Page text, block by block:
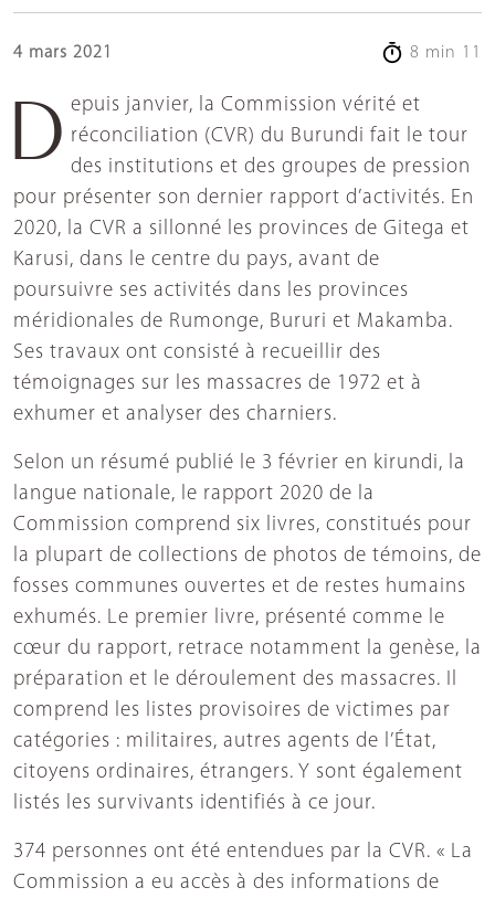
4 mars 2021 8 min 11
Depuis janvier, la Commission vérité et réconciliation (CVR) du Burundi fait le tour
des institutions et des groupes de pression
pour présenter son dernier rapport d’activités. En
2020, la CVR a sillonné les provinces de Gitega et
Karusi, dans le centre du pays, avant de
poursuivre ses activités dans les provinces
méridionales de Rumonge, Bururi et Makamba.
Ses travaux ont consisté à recueillir des
témoignages sur les massacres de 1972 et à
exhumer et analyser des charniers.
Selon un résumé publié le 3 février en kirundi, la
langue nationale, le rapport 2020 de la
Commission comprend six livres, constitués pour
la plupart de collections de photos de témoins, de
fosses communes ouvertes et de restes humains
exhumés. Le premier livre, présenté comme le
cœur du rapport, retrace notamment la genèse, la
préparation et le déroulement des massacres. Il
comprend les listes provisoires de victimes par
catégories : militaires, autres agents de l’État,
citoyens ordinaires, étrangers. Y sont également
listés les survivants identifiés à ce jour.
374 personnes ont été entendues par la CVR. « La
Commission a eu accès à des informations de